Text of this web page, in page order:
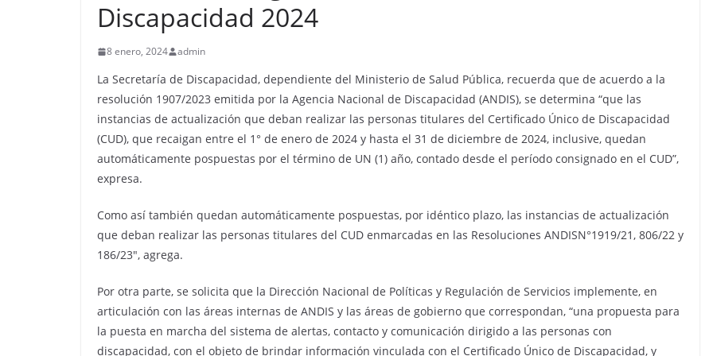
Discapacidad 2024
8 enero, 2024 admin
La Secretaría de Discapacidad, dependiente del Ministerio de Salud Pública, recuerda que de acuerdo a la
resolución 1907/2023 emitida por la Agencia Nacional de Discapacidad (ANDIS), se determina “que las
instancias de actualización que deban realizar las personas titulares del Certificado Único de Discapacidad
(CUD), que recaigan entre el 1° de enero de 2024 y hasta el 31 de diciembre de 2024, inclusive, quedan
automáticamente pospuestas por el término de UN (1) año, contado desde el período consignado en el CUD”,
expresa.
Como así también quedan automáticamente pospuestas, por idéntico plazo, las instancias de actualización
que deban realizar las personas titulares del CUD enmarcadas en las Resoluciones ANDISN°1919/21, 806/22 y
186/23″, agrega.
Por otra parte, se solicita que la Dirección Nacional de Políticas y Regulación de Servicios implemente, en
articulación con las áreas internas de ANDIS y las áreas de gobierno que correspondan, “una propuesta para
la puesta en marcha del sistema de alertas, contacto y comunicación dirigido a las personas con
discapacidad, con el objeto de brindar información vinculada con el Certificado Único de Discapacidad, y